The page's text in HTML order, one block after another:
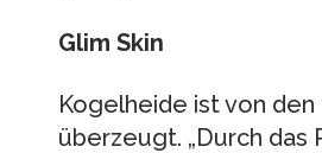
Glim Skin
Kogelheide ist von
überzeugt. „Durch das